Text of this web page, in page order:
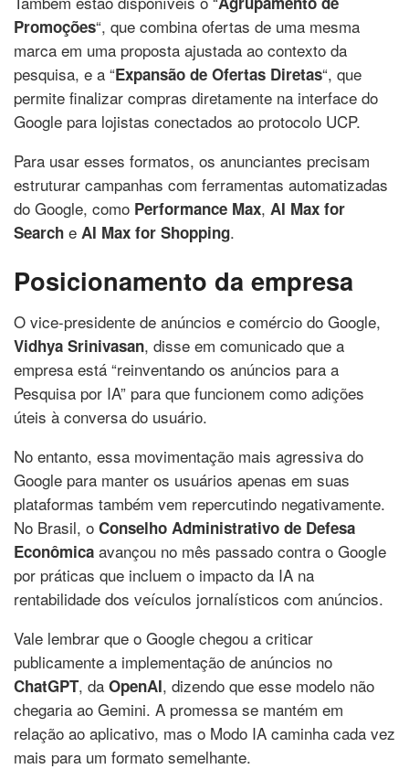
Promoções“, que combina ofertas de uma mesma
marca em uma proposta ajustada ao contexto da
pesquisa, e a “Expansão de Ofertas Diretas“, que
permite finalizar compras diretamente na interface do
Google para lojistas conectados ao protocolo UCP.
Para usar esses formatos, os anunciantes precisam
estruturar campanhas com ferramentas automatizadas
do Google, como Performance Max, AI Max for
Search e AI Max for Shopping.
Posicionamento da empresa
O vice-presidente de anúncios e comércio do Google,
Vidhya Srinivasan, disse em comunicado que a
empresa está “reinventando os anúncios para a
Pesquisa por IA” para que funcionem como adições
úteis à conversa do usuário.
No entanto, essa movimentação mais agressiva do
Google para manter os usuários apenas em suas
plataformas também vem repercutindo negativamente.
No Brasil, o Conselho Administrativo de Defesa
Econômica avançou no mês passado contra o Google
por práticas que incluem o impacto da IA na
rentabilidade dos veículos jornalísticos com anúncios.
Vale lembrar que o Google chegou a criticar
publicamente a implementação de anúncios no
ChatGPT, da OpenAI, dizendo que esse modelo não
chegaria ao Gemini. A promessa se mantém em
relação ao aplicativo, mas o Modo IA caminha cada vez
mais para um formato semelhante.